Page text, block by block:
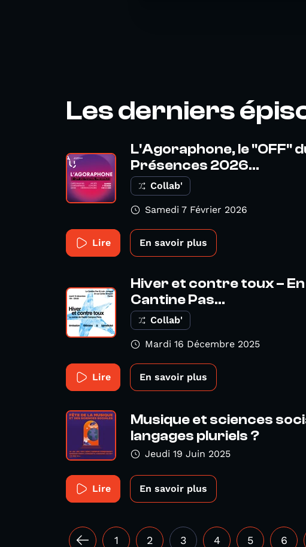
Les derniers
L'Agoraphone, le "OFF"
Présences 2026...
Collab'
Samedi 7 Février 2026
Lire En savoir plus
Hiver et contre toux –
Cantine Pas...
Collab'
Mardi 16 Décembre 2025
Lire En savoir plus
Musique et sciences
langages pluriels ?
Jeudi 19 Juin 2025
Lire En savoir plus
1 2 3 4 5 6